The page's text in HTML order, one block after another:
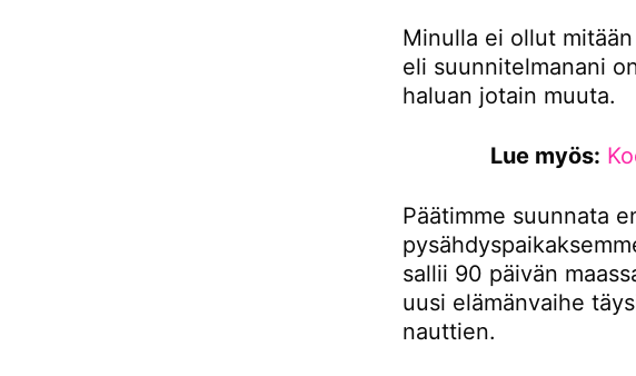
Minulla ei ollut
eli suunnitelmanani
haluan jotain muuta.
Lue myös:
Päätimme suunnata
sallii 90 päivän
uusi elämänvaihe
nauttien.